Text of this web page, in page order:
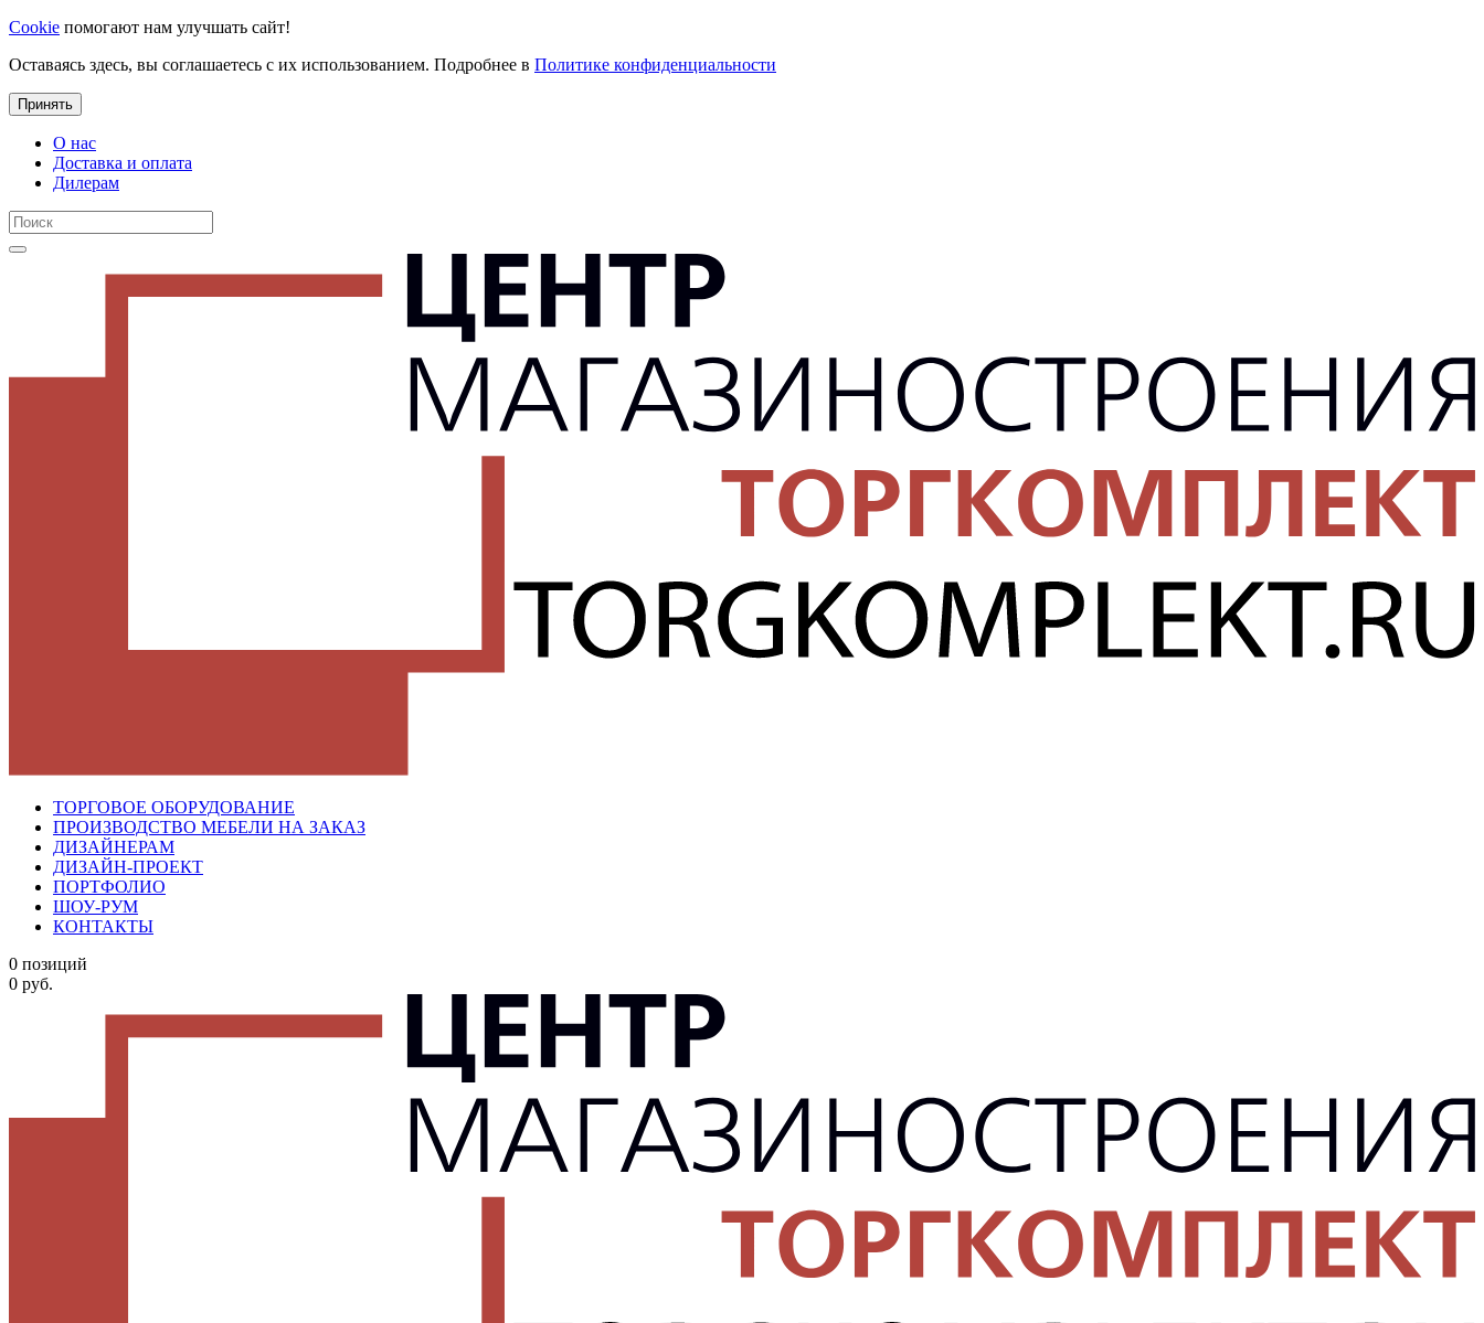
Cookie помогают нам улучшать сайт!
Оставаясь здесь, вы соглашаетесь с их использованием. Подробнее в Политике конфиденциальности
Принять
О нас
Доставка и оплата
Дилерам
ТОРГОВОЕ ОБОРУДОВАНИЕ
ПРОИЗВОДСТВО МЕБЕЛИ НА ЗАКАЗ
ДИЗАЙНЕРАМ
ДИЗАЙН-ПРОЕКТ
ПОРТФОЛИО
ШОУ-РУМ
КОНТАКТЫ
0 позиций
0 руб.